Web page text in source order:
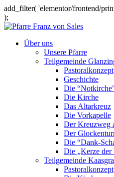
add_filter( 'elementor/frontend/
);
Über uns
Unsere Pfarre
Teilgemeinde
Pastoralkonzept
Geschichte
Die
Die Kirche
Das Altarkreuz
Die Vorkapelle
Der Kreuzweg
Der
Die “Dank-
Die „Kerze
Teilgemeinde
Pastoralkonzept